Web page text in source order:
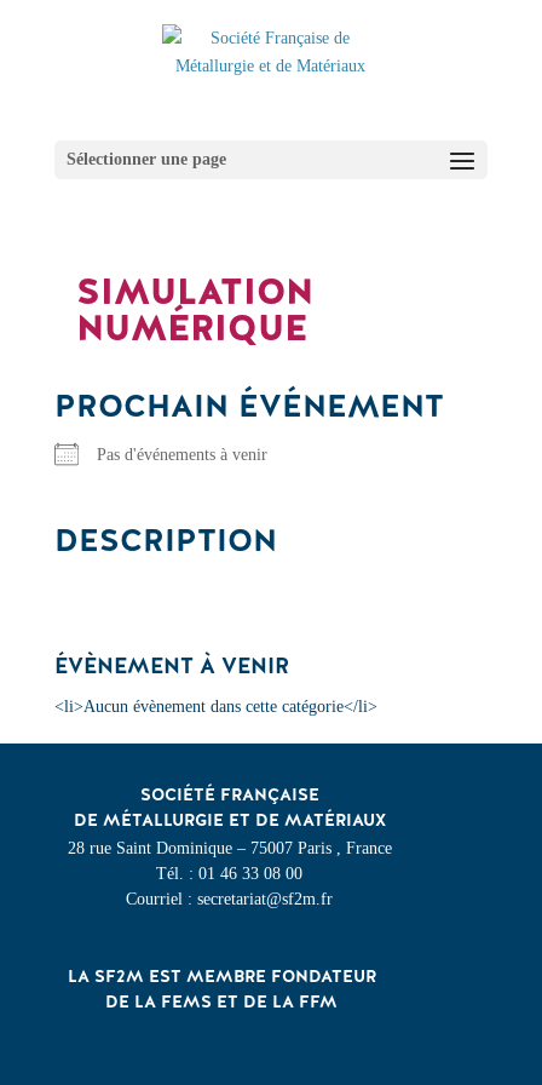
Sélectionner une page
SIMULATION
NUMÉRIQUE
PROCHAIN ÉVÉNEMENT
Pas d'événements à venir
DESCRIPTION
ÉVÈNEMENT À VENIR
<li>Aucun évènement dans cette catégorie</li>
SOCIÉTÉ FRANÇAISE
DE MÉTALLURGIE ET DE MATÉRIAUX
28 rue Saint Dominique – 75007 Paris , France
Tél. : 01 46 33 08 00
Courriel : secretariat@sf2m.fr
LA SF2M EST MEMBRE FONDATEUR
DE LA FEMS ET DE LA FFM